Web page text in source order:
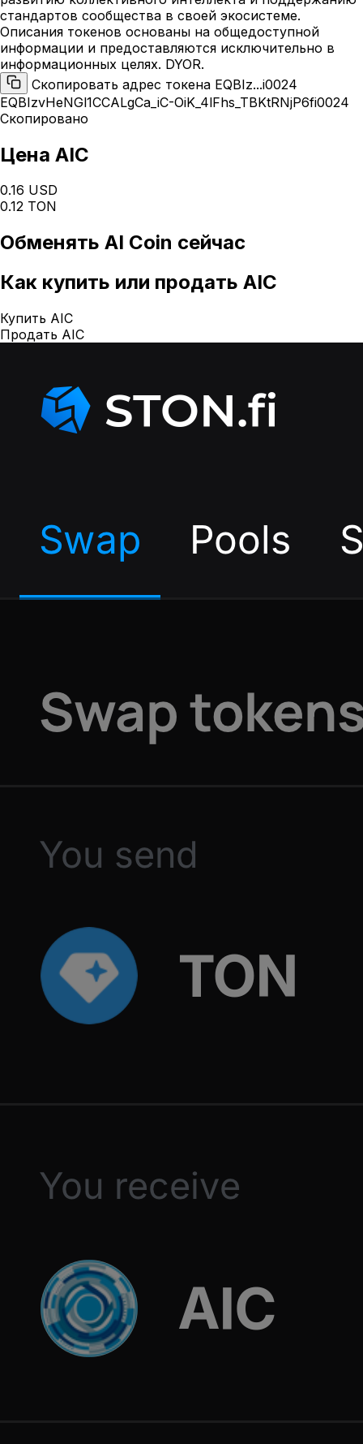
стандартов сообщества в своей экосистеме.
Описания токенов основаны на общедоступной
информации и предоставляются исключительно в
информационных целях. DYOR.
Скопировать адрес токена EQBIz...i0024
EQBIzvHeNGl1CCALgCa_iC-OiK_4lFhs_TBKtRNjP6fi0024
Скопировано
Цена AIC
0.16 USD
0.12 TON
Обменять AI Coin сейчас
Как купить или продать AIC
Купить AIC
Продать AIC